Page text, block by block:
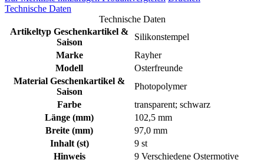
Technische Daten
Technische Daten
Artikeltyp Geschenkartikel &
Saison
Silikonstempel
Marke
Rayher
Modell
Osterfreunde
Material Geschenkartikel &
Saison
Photopolymer
Farbe
transparent; schwarz
Länge (mm)
102,5 mm
Breite (mm)
97,0 mm
Inhalt (st)
9 st
Hinweis
9 Verschiedene Ostermotive